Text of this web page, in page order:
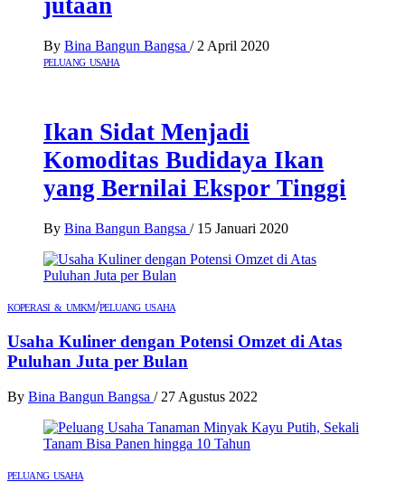
By Bina Bangun Bangsa / 2 April 2020
PELUANG USAHA
Ikan Sidat Menjadi
Komoditas Budidaya Ikan
yang Bernilai Ekspor Tinggi
By Bina Bangun Bangsa / 15 Januari 2020
KOPERASI & UMKM/PELUANG USAHA
Usaha Kuliner dengan Potensi Omzet di Atas
Puluhan Juta per Bulan
By Bina Bangun Bangsa / 27 Agustus 2022
PELUANG USAHA